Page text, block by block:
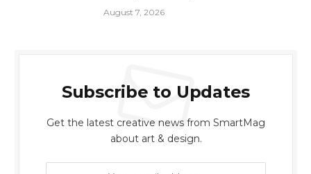
August 7, 2026
Subscribe to Updates
Get the latest creative news from SmartMag
about art & design.